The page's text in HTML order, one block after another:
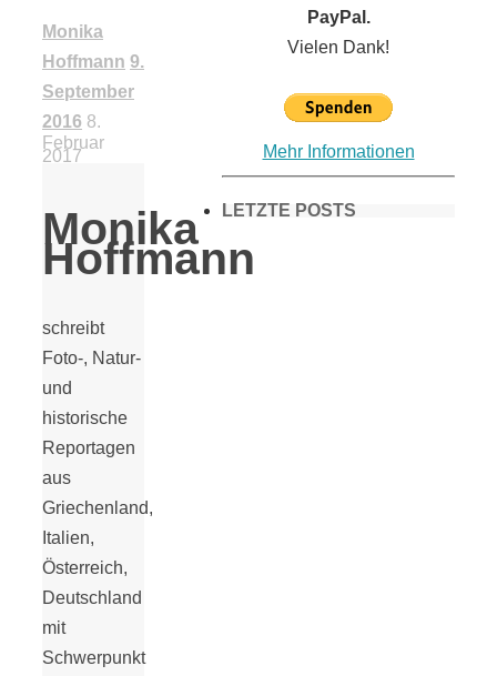
Monika
Hoffmann 9.
September
2016 8.
Februar
2017
Monika
Hoffmann
schreibt
Foto-, Natur-
und
historische
Reportagen
aus
Griechenland,
Italien,
Österreich,
Deutschland
mit
Schwerpunkt
PayPal.
Vielen Dank!
Mehr Informationen
LETZTE POSTS